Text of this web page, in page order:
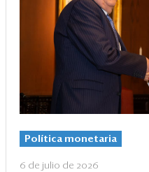
Política monetaria
6 de julio de 2026